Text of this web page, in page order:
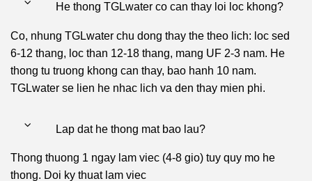
He thong TGLwater co can thay loi loc khong?
Co, nhung TGLwater chu dong thay the theo lich: loc sed
6-12 thang, loc than 12-18 thang, mang UF 2-3 nam. He
thong tu truong khong can thay, bao hanh 10 nam.
TGLwater se lien he nhac lich va den thay mien phi.
Lap dat he thong mat bao lau?
Thong thuong 1 ngay lam viec (4-8 gio) tuy quy mo he
thong. Doi ky thuat lam viec